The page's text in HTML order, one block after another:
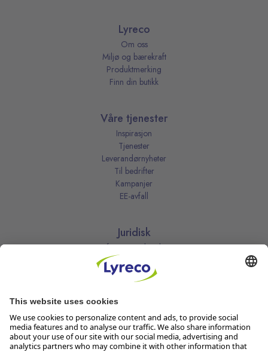
Lyreco
Om oss
Miljø og bærekraft
Produktmerking
Finn din butikk
Våre tjenester
Inspirasjon
Tjenester
Leverandørnyheter
Til bedrifter
Kampanjer
EE-avfall
Juridisk
Informasjonskapsler
Kjøpsbetingelser
Personvernerklæring
Vilkår
Vilkår for kundeklubben
Åpenhetsloven
Endre dine personvernsinnstillinger